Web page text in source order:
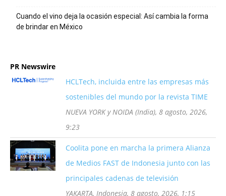
Cuando el vino deja la ocasión especial: Así cambia la forma
de brindar en México
PR Newswire
HCLTech, incluida entre las empresas más
sostenibles del mundo por la revista TIME
NUEVA YORK y NOIDA (India), 8 agosto, 2026,
9:23
Coolita pone en marcha la primera Alianza
de Medios FAST de Indonesia junto con las
principales cadenas de televisión
YAKARTA, Indonesia, 8 agosto, 2026, 1:15